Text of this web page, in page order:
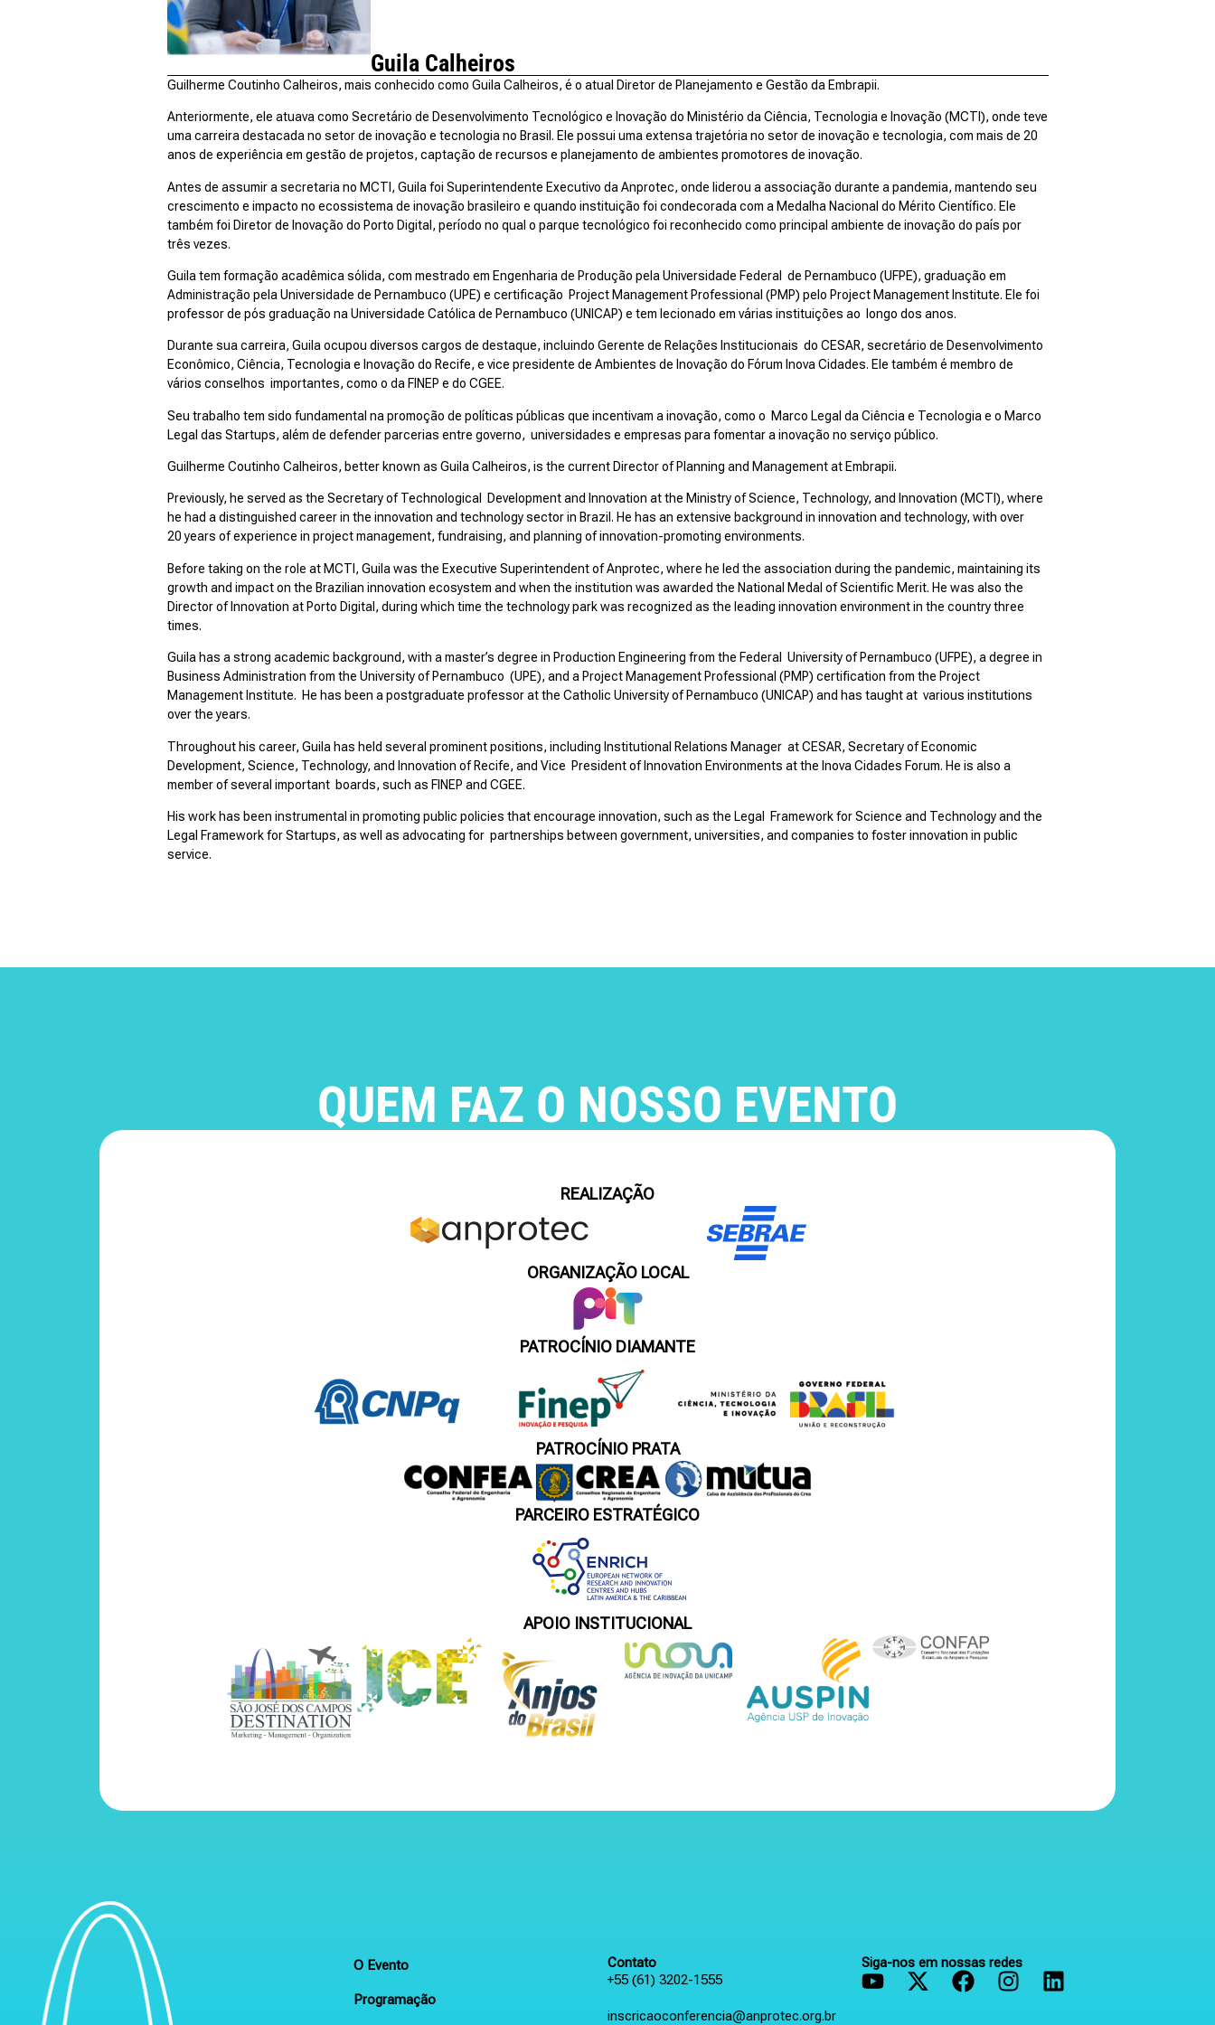
Guila Calheiros
Guilherme Coutinho Calheiros, mais conhecido como Guila Calheiros, é o atual Diretor de Planejamento e Gestão da Embrapii.
Anteriormente, ele atuava como Secretário de Desenvolvimento Tecnológico e Inovação do Ministério da Ciência, Tecnologia e Inovação (MCTI), onde teve
uma carreira destacada no setor de inovação e tecnologia no Brasil. Ele possui uma extensa trajetória no setor de inovação e tecnologia, com mais de 20
anos de experiência em gestão de projetos, captação de recursos e planejamento de ambientes promotores de inovação.
Antes de assumir a secretaria no MCTI, Guila foi Superintendente Executivo da Anprotec, onde liderou a associação durante a pandemia, mantendo seu
crescimento e impacto no ecossistema de inovação brasileiro e quando instituição foi condecorada com a Medalha Nacional do Mérito Científico. Ele
também foi Diretor de Inovação do Porto Digital, período no qual o parque tecnológico foi reconhecido como principal ambiente de inovação do país por
três vezes.
Guila tem formação acadêmica sólida, com mestrado em Engenharia de Produção pela Universidade Federal de Pernambuco (UFPE), graduação em
Administração pela Universidade de Pernambuco (UPE) e certificação Project Management Professional (PMP) pelo Project Management Institute. Ele foi
professor de pós graduação na Universidade Católica de Pernambuco (UNICAP) e tem lecionado em várias instituições ao longo dos anos.
Durante sua carreira, Guila ocupou diversos cargos de destaque, incluindo Gerente de Relações Institucionais do CESAR, secretário de Desenvolvimento
Econômico, Ciência, Tecnologia e Inovação do Recife, e vice presidente de Ambientes de Inovação do Fórum Inova Cidades. Ele também é membro de
vários conselhos importantes, como o da FINEP e do CGEE.
Seu trabalho tem sido fundamental na promoção de políticas públicas que incentivam a inovação, como o Marco Legal da Ciência e Tecnologia e o Marco
Legal das Startups, além de defender parcerias entre governo, universidades e empresas para fomentar a inovação no serviço público.
Guilherme Coutinho Calheiros, better known as Guila Calheiros, is the current Director of Planning and Management at Embrapii.
Previously, he served as the Secretary of Technological Development and Innovation at the Ministry of Science, Technology, and Innovation (MCTI), where
he had a distinguished career in the innovation and technology sector in Brazil. He has an extensive background in innovation and technology, with over
20 years of experience in project management, fundraising, and planning of innovation-promoting environments.
Before taking on the role at MCTI, Guila was the Executive Superintendent of Anprotec, where he led the association during the pandemic, maintaining its
growth and impact on the Brazilian innovation ecosystem and when the institution was awarded the National Medal of Scientific Merit. He was also the
Director of Innovation at Porto Digital, during which time the technology park was recognized as the leading innovation environment in the country three
times.
Guila has a strong academic background, with a master’s degree in Production Engineering from the Federal University of Pernambuco (UFPE), a degree in
Business Administration from the University of Pernambuco (UPE), and a Project Management Professional (PMP) certification from the Project
Management Institute. He has been a postgraduate professor at the Catholic University of Pernambuco (UNICAP) and has taught at various institutions
over the years.
Throughout his career, Guila has held several prominent positions, including Institutional Relations Manager at CESAR, Secretary of Economic
Development, Science, Technology, and Innovation of Recife, and Vice President of Innovation Environments at the Inova Cidades Forum. He is also a
member of several important boards, such as FINEP and CGEE.
His work has been instrumental in promoting public policies that encourage innovation, such as the Legal Framework for Science and Technology and the
Legal Framework for Startups, as well as advocating for partnerships between government, universities, and companies to foster innovation in public
service.
QUEM FAZ O NOSSO EVENTO
REALIZAÇÃO
ORGANIZAÇÃO LOCAL
PATROCÍNIO DIAMANTE
PATROCÍNIO PRATA
PARCEIRO ESTRATÉGICO
APOIO INSTITUCIONAL
O Evento
Programação
Contato
+55 (61) 3202-1555
inscricaoconferencia@anprotec.org.br
Siga-nos em nossas redes